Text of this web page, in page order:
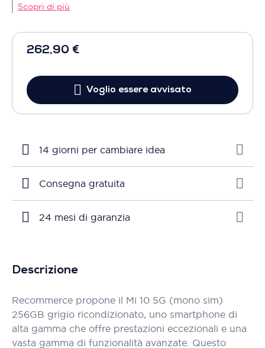
262,90 €
Voglio essere avvisato
Scopri di più
14 giorni per cambiare idea
Consegna gratuita
24 mesi di garanzia
Descrizione
Recommerce propone il Mi 10 5G (mono sim)
256GB grigio ricondizionato, uno smartphone di
alta gamma che offre prestazioni eccezionali e una
vasta gamma di funzionalità avanzate. Questo